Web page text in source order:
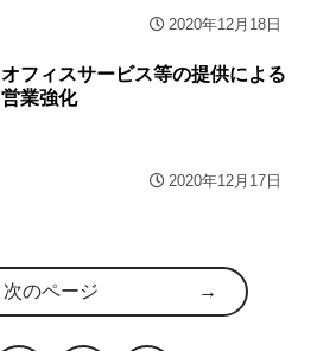
2020年12月18日
オフィスサービス等の提供による
営業強化
2020年12月17日
次のページ